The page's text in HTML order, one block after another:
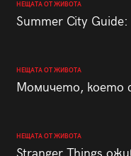
НЕЩАТА ОТ ЖИВОТА
Summer City
НЕЩАТА ОТ ЖИВОТА
Момичето, което
НЕЩАТА ОТ ЖИВОТА